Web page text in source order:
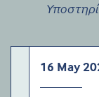
16 May